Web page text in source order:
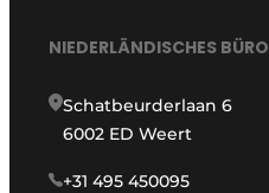
NIEDERLÄNDISCHES BÜRO
Schatbeurderlaan 6
6002 ED Weert
+31 495 450095